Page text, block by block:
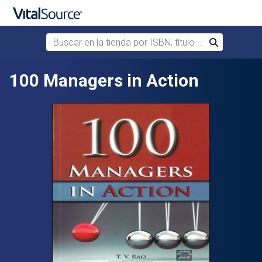
Buscar en la tienda por ISBN, título o autor
Buscar
100 Managers in Action